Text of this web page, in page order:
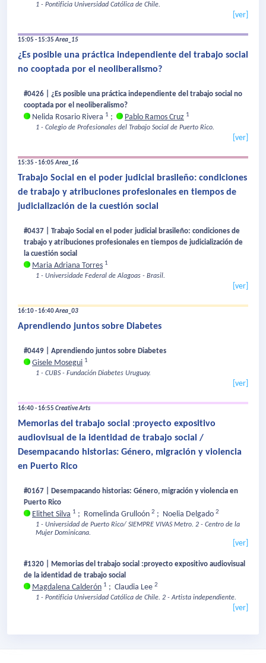
1 - Pontificia Universidad Católica de Chile.
[ver]
15:05 - 15:35Area_15
¿Es posible una práctica independiente del trabajo social
no cooptada por el neoliberalismo?
#0426 | ¿Es posible una práctica independiente del trabajo social no
cooptada por el neoliberalismo?
Nelida Rosario Rivera 1 ; Pablo Ramos Cruz 1
1 - Colegio de Profesionales del Trabajo Social de Puerto Rico.
[ver]
15:35 - 16:05Area_16
Trabajo Social en el poder judicial brasileño: condiciones
de trabajo y atribuciones profesionales en tiempos de
judicialización de la cuestión social
#0437 | Trabajo Social en el poder judicial brasileño: condiciones de
trabajo y atribuciones profesionales en tiempos de judicialización de
la cuestión social
Maria Adriana Torres 1
1 - Universidade Federal de Alagoas - Brasil.
[ver]
16:10 - 16:40Area_03
Aprendiendo juntos sobre Diabetes
#0449 | Aprendiendo juntos sobre Diabetes
Gisele Mosegui 1
1 - CUBS - Fundación Diabetes Uruguay.
[ver]
16:40 - 16:55 Creative Arts
Memorias del trabajo social :proyecto expositivo
audiovisual de la identidad de trabajo social /
Desempacando historias: Género, migración y violencia
en Puerto Rico
#0167 | Desempacando historias: Género, migración y violencia en
Puerto Rico
Elithet Silva 1 ; Romelinda Grulloón 2 ; Noelia Delgado 2
1 - Universidad de Puerto Rico/ SIEMPRE VIVAS Metro. 2 - Centro de la
Mujer Dominicana.
[ver]
#1320 | Memorias del trabajo social :proyecto expositivo audiovisual
de la identidad de trabajo social
Magdalena Calderón 1 ; Claudia Lee 2
1 - Pontificia Universidad Católica de Chile. 2 - Artista independiente.
[ver]